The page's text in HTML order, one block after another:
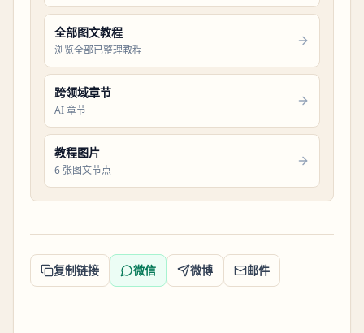
全部图文教程
浏览全部已整理教程
跨领域章节
AI 章节
教程图片
6 张图文节点
复制链接 微信 微博 邮件